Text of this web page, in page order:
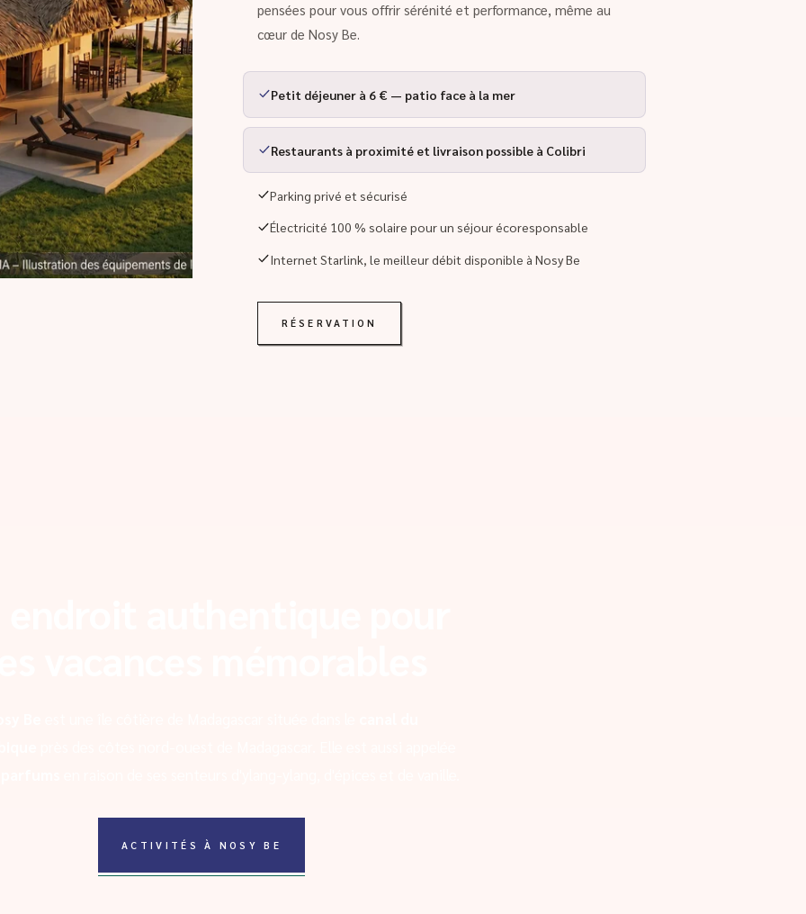
pensées pour vous offrir sérénité et performance, même au
cœur de Nosy Be.
Petit déjeuner à 6 € — patio face à la mer
Restaurants à proximité et livraison possible à Colibri
Parking privé et sécurisé
Électricité 100 % solaire pour un séjour écoresponsable
Internet Starlink, le meilleur débit disponible à Nosy Be
RÉSERVATION
ACTIVITÉS À NOSY BE